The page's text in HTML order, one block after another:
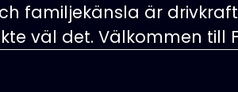
familjekänsla är
väl det. Välkommen till